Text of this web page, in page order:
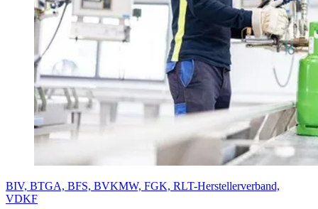
BIV, BTGA, BFS, BVKMW, FGK, RLT-Herstellerverband,
VDKF